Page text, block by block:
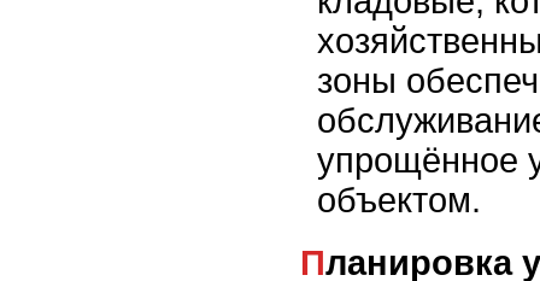
зоны
упрощённое
объектом.
Планировка